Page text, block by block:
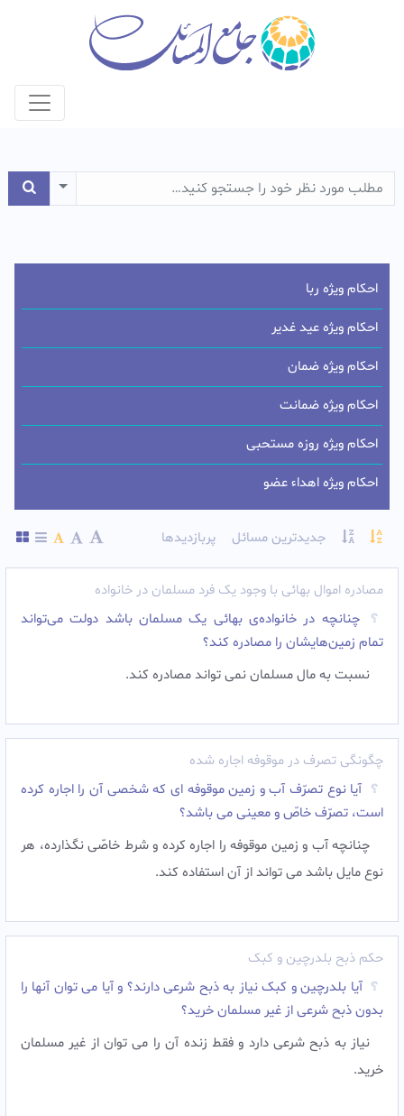
جدیدترین مسائل پربازدیدها
مصادره اموال بهائی با وجود یک فرد مسلمان در خانواده
چنانچه در خانواده‌ی بهائی یک مسلمان باشد دولت می‌تواند
تمام زمین‌هایشان را مصادره کند؟
نسبت به مال مسلمان نمی تواند مصادره کند.
چگونگی تصرف در موقوفه اجاره شده
آیا نوع تصرّف آب و زمین موقوفه اى که شخصى آن را اجاره کرده
است، تصرّف خاصّ و معینى می باشد؟
چنانچه آب و زمین موقوفه را اجاره کرده و شرط خاصّى نگذارده، هر
نوع مایل باشد مى تواند از آن استفاده کند.
حکم ذبح بلدرچین و کبک
آیا بلدرچین و کبک نیاز به ذبح شرعی دارند؟ و آیا می توان آنها را
بدون ذبح شرعی از غیر مسلمان خرید؟
نیاز به ذبح شرعی دارد و فقط زنده آن را می توان از غیر مسلمان
خرید.
احکام ویژه ربا
احکام ویژه عید غدیر
احکام ویژه ضمان
احکام ویژه ضمانت
احکام ویژه روزه مستحبی
احکام ویژه اهداء عضو